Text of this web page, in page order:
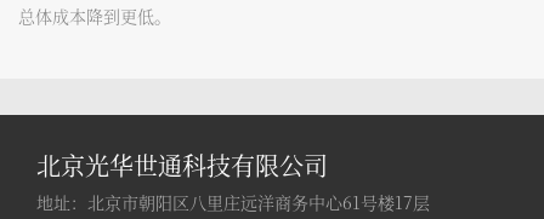
总体成本降到更低。
北京光华世通科技有限公司
地址：北京市朝阳区八里庄远洋商务中心61号楼17层